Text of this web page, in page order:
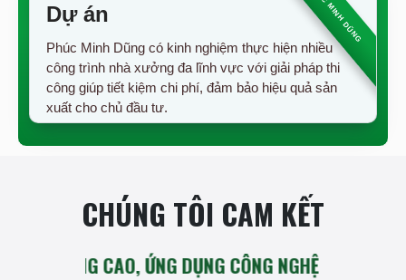
Dự án
Phúc Minh Dũng có kinh nghiệm thực hiện nhiều
công trình nhà xưởng đa lĩnh vực với giải pháp thi
công giúp tiết kiệm chi phí, đảm bảo hiệu quả sản
xuất cho chủ đầu tư.
CHÚNG TÔI CAM KẾT
CAO, ỨNG DỤNG CÔNG NGHỆ TIÊN TIẾN, THÔNG